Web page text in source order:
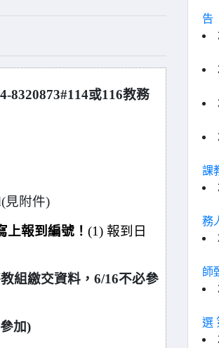
8320873#114或116教務
見附件)
上報到編號！ (1) 報到日
組繳交資料，6/16不必參
加)
告
課
務
師
選